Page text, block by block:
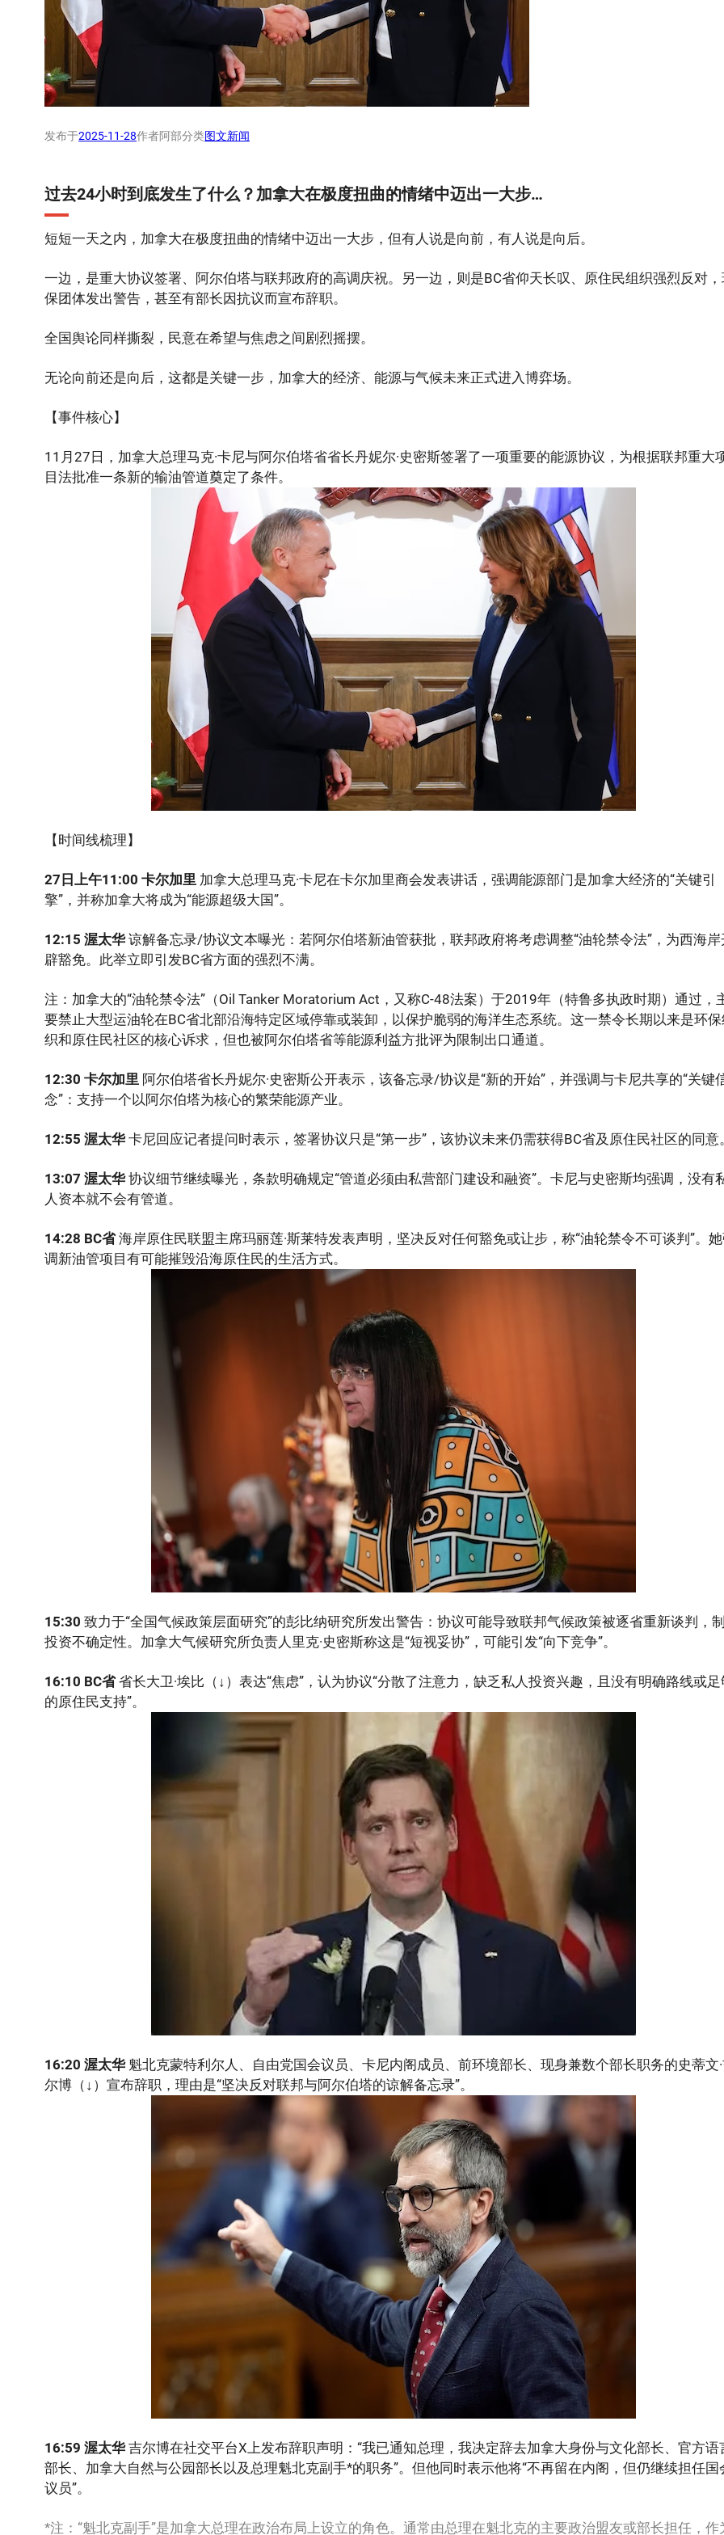
发布于2025-11-28作者阿部分类图文新闻
过去24小时到底发生了什么？加拿大在极度扭曲的情绪中迈出一大步…
短短一天之内，加拿大在极度扭曲的情绪中迈出一大步，但有人说是向前，有人说是向后。
一边，是重大协议签署、阿尔伯塔与联邦政府的高调庆祝。另一边，则是BC省仰天长叹、原住民组织强烈反对
保团体发出警告，甚至有部长因抗议而宣布辞职。
全国舆论同样撕裂，民意在希望与焦虑之间剧烈摇摆。
无论向前还是向后，这都是关键一步，加拿大的经济、能源与气候未来正式进入博弈场。
【事件核心】
11月27日，加拿大总理马克·卡尼与阿尔伯塔省省长丹妮尔·史密斯签署了一项重要的能源协议，为根据联邦重大
目法批准一条新的输油管道奠定了条件。
【时间线梳理】
27日上午11:00 卡尔加里 加拿大总理马克·卡尼在卡尔加里商会发表讲话，强调能源部门是加拿大经济的“关键引
擎”，并称加拿大将成为“能源超级大国”。
12:15 渥太华 谅解备忘录/协议文本曝光：若阿尔伯塔新油管获批，联邦政府将考虑调整“油轮禁令法”，为西海岸
辟豁免。此举立即引发BC省方面的强烈不满。
注：加拿大的“油轮禁令法”（Oil Tanker Moratorium Act，又称C-48法案）于2019年（特鲁多执政时期）通过，
要禁止大型运油轮在BC省北部沿海特定区域停靠或装卸，以保护脆弱的海洋生态系统。这一禁令长期以来是环
织和原住民社区的核心诉求，但也被阿尔伯塔省等能源利益方批评为限制出口通道。
12:30 卡尔加里 阿尔伯塔省长丹妮尔·史密斯公开表示，该备忘录/协议是“新的开始”，并强调与卡尼共享的“关键
念”：支持一个以阿尔伯塔为核心的繁荣能源产业。
12:55 渥太华卡尼回应记者提问时表示，签署协议只是“第一步”，该协议未来仍需获得BC省及原住民社区的同意
13:07 渥太华协议细节继续曝光，条款明确规定“管道必须由私营部门建设和融资”。卡尼与史密斯均强调，没有
人资本就不会有管道。
14:28 BC省海岸原住民联盟主席玛丽莲·斯莱特发表声明，坚决反对任何豁免或让步，称“油轮禁令不可谈判”。
调新油管项目有可能摧毁沿海原住民的生活方式。
15:30致力于“全国气候政策层面研究”的彭比纳研究所发出警告：协议可能导致联邦气候政策被逐省重新谈判，
投资不确定性。加拿大气候研究所负责人里克·史密斯称这是“短视妥协”，可能引发“向下竞争”。
16:10 BC省省长大卫·埃比（↓）表达“焦虑”，认为协议“分散了注意力，缺乏私人投资兴趣，且没有明确路线或足
的原住民支持”。
16:20 渥太华 魁北克蒙特利尔人、自由党国会议员、卡尼内阁成员、前环境部长、现身兼数个部长职务的史蒂文
尔博（↓）宣布辞职，理由是“坚决反对联邦与阿尔伯塔的谅解备忘录”。
16:59 渥太华吉尔博在社交平台X上发布辞职声明：“我已通知总理，我决定辞去加拿大身份与文化部长、官方语
部长、加拿大自然与公园部长以及总理魁北克副手*的职务”。但他同时表示他将“不再留在内阁，但仍继续担任国
议员”。
*注：“魁北克副手”是加拿大总理在政治布局上设立的角色。通常由总理在魁北克的主要政治盟友或部长担任，作